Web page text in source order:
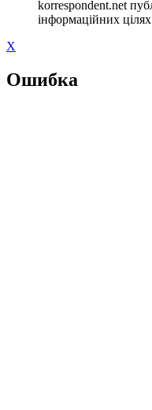
korrespondent.net
інформаційних
X
Ошибка